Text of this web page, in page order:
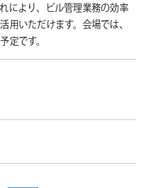
により、ビル管理業務の効率
用いただけます。会場では、
定です。